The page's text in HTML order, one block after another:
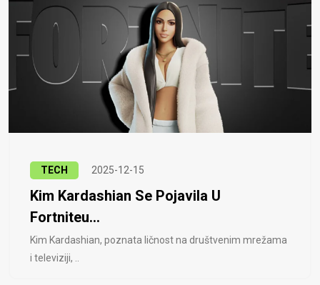
TECH 2025-12-15
Kim Kardashian Se Pojavila U
Fortniteu...
Kim Kardashian, poznata ličnost na društvenim mrežama
i televiziji, ..